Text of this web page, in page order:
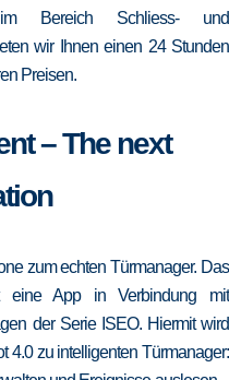
Bereich Schliess- und
wir Ihnen einen 24 Stunden
Preisen.
– The next
zum echten Türmanager. Das
eine App in Verbindung mit
der Serie ISEO. Hiermit wird
4.0 zu intelligenten Türmanager: